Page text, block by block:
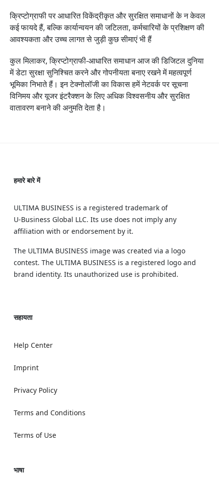
क्रिप्टोग्राफी पर आधारित विकेंद्रीकृत और सुरक्षित समाधानों के न केवल
कई फायदे हैं, बल्कि कार्यान्वयन की जटिलता, कर्मचारियों के प्रशिक्षण की
आवश्यकता और उच्च लागत से जुड़ी कुछ सीमाएं भी हैं
कुल मिलाकर, क्रिप्टोग्राफी-आधारित समाधान आज की डिजिटल दुनिया
में डेटा सुरक्षा सुनिश्चित करने और गोपनीयता बनाए रखने में महत्वपूर्ण
भूमिका निभाते हैं। इन टेक्नोलॉजी का विकास हमें नेटवर्क पर सूचना
विनिमय और यूजर इंटरैक्शन के लिए अधिक विश्वसनीय और सुरक्षित
वातावरण बनाने की अनुमति देता है।
हमारे बारे में
ULTIMA BUSINESS is a registered trademark of
U‑Business Global LLC. Its use does not imply any
affiliation with or endorsement by it.
The ULTIMA BUSINESS image was created via a logo
contest. The ULTIMA BUSINESS is a registered logo and
brand identity. Its unauthorized use is prohibited.
सहायता
Help Center
Imprint
Privacy Policy
Terms and Conditions
Terms of Use
भाषा